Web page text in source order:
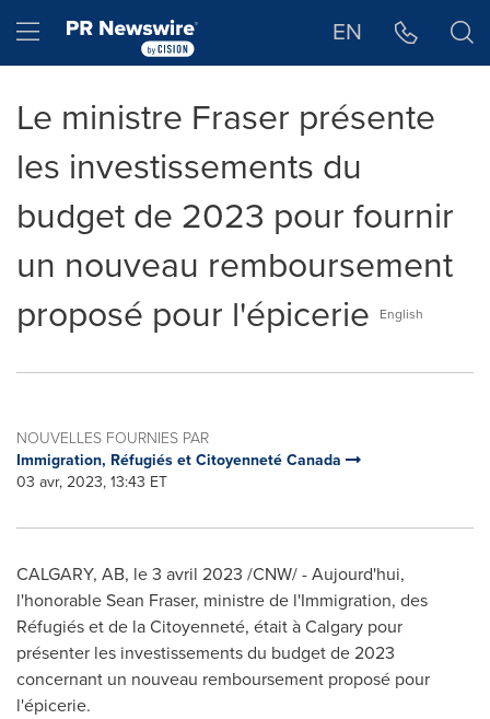
Hamburger menu EN
Le ministre Fraser présente
les investissements du
budget de 2023 pour fournir
un nouveau remboursement
proposé pour l'épicerie
English
NOUVELLES FOURNIES PAR
Immigration, Réfugiés et Citoyenneté Canada
03 avr, 2023, 13:43 ET
CALGARY, AB, le 3 avril 2023 /CNW/ - Aujourd'hui,
l'honorable Sean Fraser, ministre de l'Immigration, des
Réfugiés et de la Citoyenneté, était àCalgary pour
présenter les investissements du budget de 2023
concernant un nouveau remboursement proposé pour
l'épicerie.